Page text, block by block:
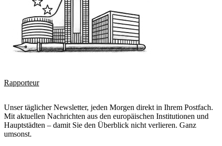
Rapporteur
Unser täglicher Newsletter, jeden Morgen direkt in Ihrem Postfach.
Mit aktuellen Nachrichten aus den europäischen Institutionen und
Hauptstädten – damit Sie den Überblick nicht verlieren. Ganz
umsonst.